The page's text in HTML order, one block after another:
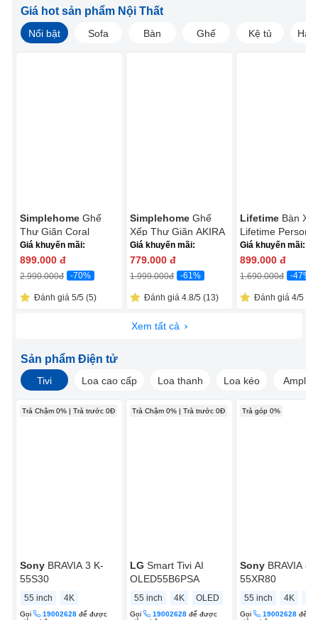
Giá hot sản phẩm Nội Thất
Nổi bật Sofa Bàn Ghế Kệ tủ
Simplehome Ghế
Thư Giãn Coral
ECOC005R Đỏ
Giá khuyến mãi:
899.000 đ
2.990.000đ -70%
Đánh giá 5/5 (5)
Simplehome Ghế
Xếp Thư Giãn AKIRA
ECOC016C Xám
Giá khuyến mãi:
779.000 đ
1.999.000đ -61%
Đánh giá 4.8/5 (13)
Lifetime Bàn
Lifetime Personal
Giá khuyến mãi:
899.000 đ
1.690.000đ -47%
Đánh giá 4/5 (1)
Xem tất cả
Sản phẩm Điện tử
Tivi Loa cao cấp Loa thanh Loa kéo Amply
Trả Chậm 0% | Trả trước 0Đ
Sony BRAVIA 3 K-
55S30
55 inch 4K
Gọi 19002628 để được
Trả Chậm 0% | Trả trước 0Đ
LG Smart Tivi AI
OLED55B6PSA
55 inch 4K OLED
Gọi 19002628 để được
Trả góp 0%
Sony BRAVIA 8
55XR80
55 inch 4K
Gọi 19002628 để